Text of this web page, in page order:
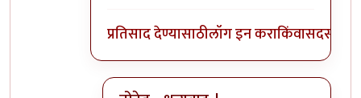
प्रतिसाद देण्यासाठीलॉग इन कराकिंवासदस्य व्हा